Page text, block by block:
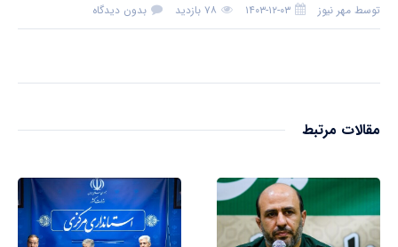
توسط مهر نیوز ۱۴۰۳-۱۲-۰۳ ۷۸ بازدید بدون دیدگاه
مقالات مرتبط